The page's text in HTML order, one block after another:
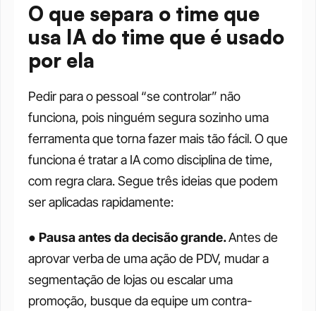
O que separa o time que
usa IA do time que é usado
por ela
Pedir para o pessoal “se controlar” não
funciona, pois ninguém segura sozinho uma
ferramenta que torna fazer mais tão fácil. O que
funciona é tratar a IA como disciplina de time,
com regra clara. Segue três ideias que podem
ser aplicadas rapidamente:
● Pausa antes da decisão grande. Antes de
aprovar verba de uma ação de PDV, mudar a
segmentação de lojas ou escalar uma
promoção, busque da equipe um contra-